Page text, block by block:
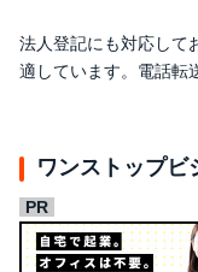
法人登記にも対応して
適しています。電話転
ワンストップビ